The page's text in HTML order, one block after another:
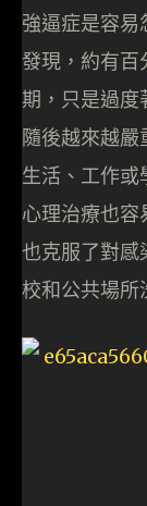
強逼症是容
發現，約有百
期，只是過度
隨後越來越
生活、工作或
心理治療也容
也克服了對感
校和公共場所